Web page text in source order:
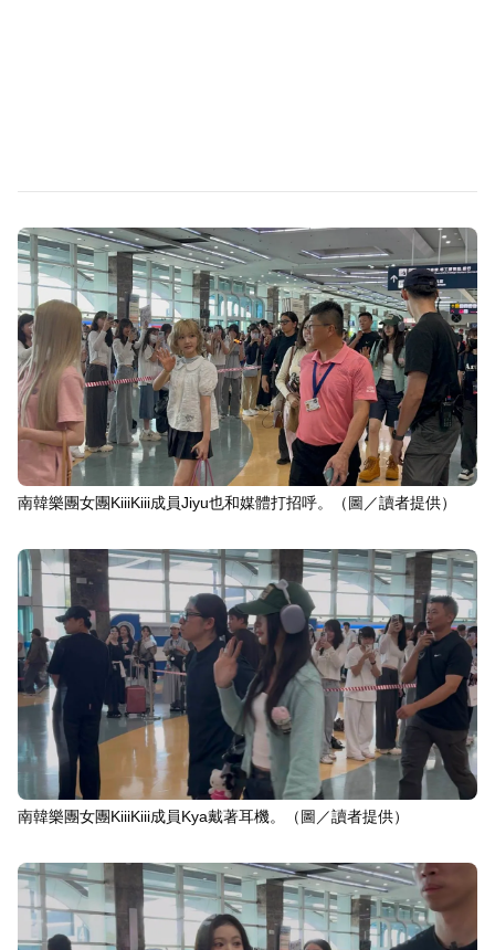
南韓樂團女團KiiiKiii成員Jiyu也和媒體打招呼。（圖／讀者提供）
南韓樂團女團KiiiKiii成員Kya戴著耳機。（圖／讀者提供）